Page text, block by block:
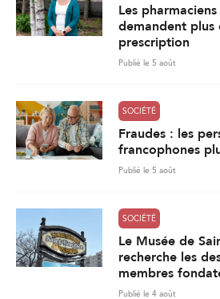
Les
demandent
prescription
Publié le 5 août
SOCIÉTÉ
Fraudes : les
francophones
Publié le 5 août
SOCIÉTÉ
Le Musée de
recherche les
membres
Publié le 4 août